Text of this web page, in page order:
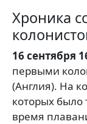
Хроника
16 сентября
первыми
(Англия). На
которых
время